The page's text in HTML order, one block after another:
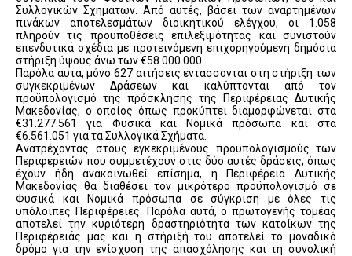
Συλλογικών Σχημάτων. Από αυτές, βάσει των αναρτημένων
πινάκων αποτελεσμάτων διοικητικού ελέγχου, οι 1.058
πληρούν τις προϋποθέσεις επιλεξιμότητας και συνιστούν
επενδυτικά σχέδια με προτεινόμενη επιχορηγούμενη δημόσια
στήριξη ύψους άνω των €58.000.000
Παρόλα αυτά, μόνο 627 αιτήσεις εντάσσονται στη στήριξη των
συγκεκριμένων Δράσεων και καλύπτονται από τον
προϋπολογισμό της πρόσκλησης της Περιφέρειας Δυτικής
Μακεδονίας, ο οποίος όπως προκύπτει διαμορφώνεται στα
€31.277.561 για Φυσικά και Νομικά πρόσωπα και στα
€6.561.051 για τα Συλλογικά Σχήματα.
Ανατρέχοντας στους εγκεκριμένους προϋπολογισμούς των
Περιφερειών που συμμετέχουν στις δύο αυτές δράσεις, όπως
έχουν ήδη ανακοινωθεί επίσημα, η Περιφέρεια Δυτικής
Μακεδονίας θα διαθέσει τον μικρότερο προϋπολογισμό σε
Φυσικά και Νομικά πρόσωπα σε σύγκριση με όλες τις
υπόλοιπες Περιφέρειες. Παρόλα αυτά, ο πρωτογενής τομέας
αποτελεί την κυριότερη δραστηριότητα των κατοίκων της
Περιφέρειάς μας και η στήριξή του αποτελεί το μοναδικό
δρόμο για την ενίσχυση της απασχόλησης και τη συνολική